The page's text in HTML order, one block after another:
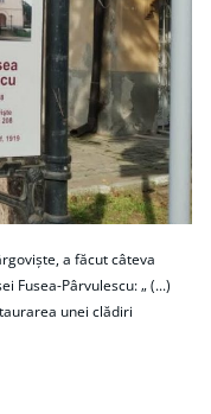
a făcut câteva
Fusea-Pârvulescu: „ (...)
unei clădiri